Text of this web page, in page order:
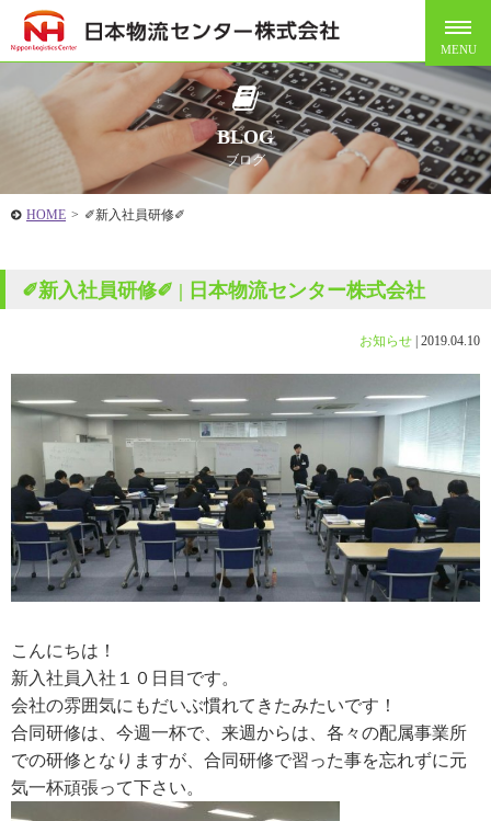
BLOG
ブログ
HOME > ✐新入社員研修✐
✐新入社員研修✐ | 日本物流センター株式会社
お知らせ 2019.04.10
こんにちは！
新入社員入社１０日目です。
会社の雰囲気にもだいぶ慣れてきたみたいです！
合同研修は、今週一杯で、来週からは、各々の配属事業所
での研修となりますが、合同研修で習った事を忘れずに元
気一杯頑張って下さい。